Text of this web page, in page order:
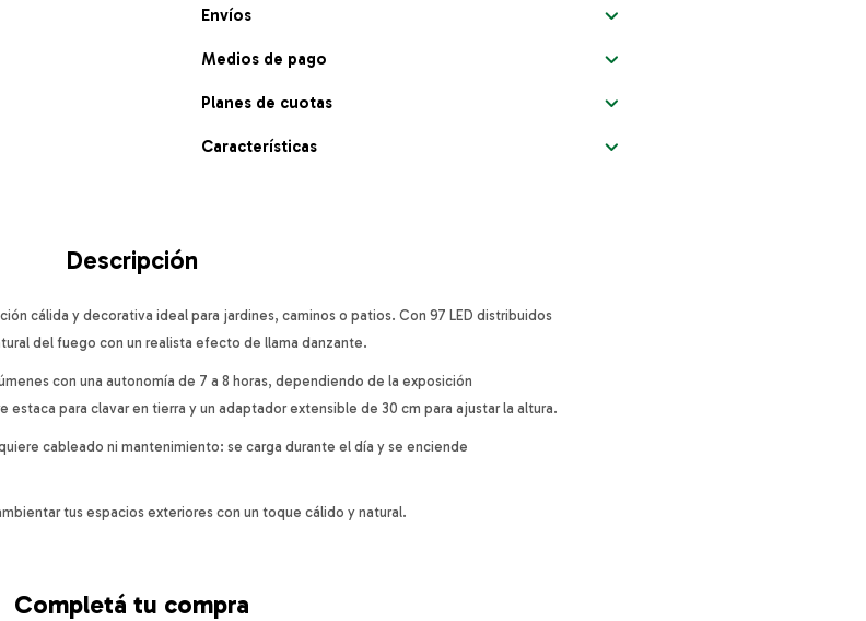
Envíos
Medios de pago
Planes de cuotas
Características
Descripción
cálida y decorativa ideal para jardines, caminos o patios. Con 97 LED distribuidos
del fuego con un realista efecto de llama danzante.
con una autonomía de 7 a 8 horas, dependiendo de la exposición
estaca para clavar en tierra y un adaptador extensible de 30 cm para ajustar la altura.
cableado ni mantenimiento: se carga durante el día y se enciende
tus espacios exteriores con un toque cálido y natural.
Completá tu compra